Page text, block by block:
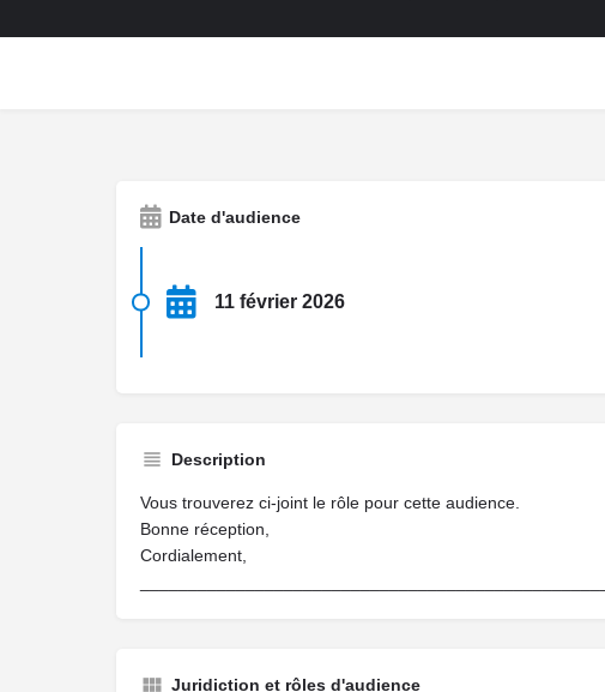
Date d'audience
11 février 2026
Description
Vous trouverez ci-joint le rôle pour cette audience.
Bonne réception,
Cordialement,
Juridiction et rôles d'audience